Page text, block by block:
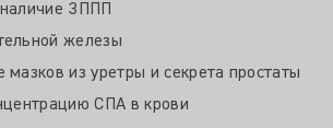
ЗППП
железы
мазков из уретры и секрета простаты
СПА в крови